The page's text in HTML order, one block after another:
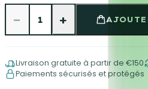
− 1 +
Livraison gratuite à partir de €150
Paiements sécurisés et protégés